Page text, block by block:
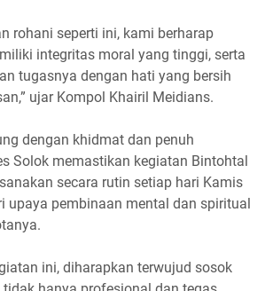
rohani seperti ini, kami berharap
integritas moral yang tinggi, serta
tugasnya dengan hati yang bersih
ujar Kompol Khairil Meidians.
dengan khidmat dan penuh
Solok memastikan kegiatan Bintohtal
secara rutin setiap hari Kamis
upaya pembinaan mental dan spiritual
ini, diharapkan terwujud sosok